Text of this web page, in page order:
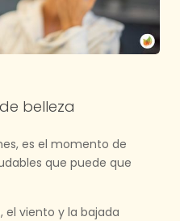
belleza
es el momento de
que puede que
el viento y la bajada